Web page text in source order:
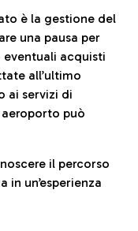
è la gestione del
una pausa per
acquisti
all’ultimo
ai servizi di
può
il percorso
un’esperienza